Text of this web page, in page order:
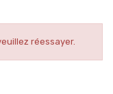
réessayer.